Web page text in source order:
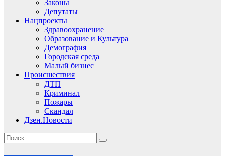
Законы
Депутаты
Нацпроекты
Здравоохранение
Образование и Культура
Демография
Городская среда
Малый бизнес
Происшествия
ДТП
Криминал
Пожары
Скандал
Дзен.Новости